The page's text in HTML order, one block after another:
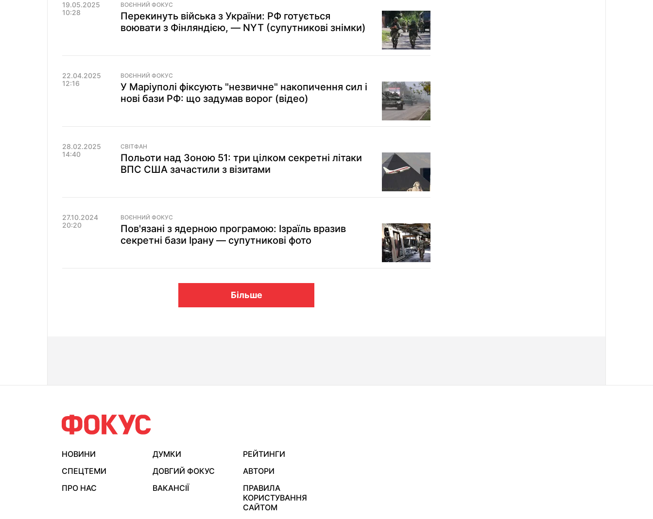
19.05.2025
10:28
ВОЄННИЙ ФОКУС
Перекинуть війська з України: РФ готується
воювати з Фінляндією, — NYT (супутникові знімки)
22.04.2025
12:16
ВОЄННИЙ ФОКУС
У Маріуполі фіксують "незвичне" накопичення сил і
нові бази РФ: що задумав ворог (відео)
28.02.2025
14:40
СВІТФАН
Польоти над Зоною 51: три цілком секретні літаки
ВПС США зачастили з візитами
27.10.2024
20:20
ВОЄННИЙ ФОКУС
Пов'язані з ядерною програмою: Ізраїль вразив
секретні бази Ірану — супутникові фото
Більше
НОВИНИ ДУМКИ
РЕЙТИНГИ
СПЕЦТЕМИ
ДОВГИЙ ФОКУС
АВТОРИ
ПРО НАС
ВАКАНСІЇ
ПРАВИЛА
КОРИСТУВАННЯ
САЙТОМ